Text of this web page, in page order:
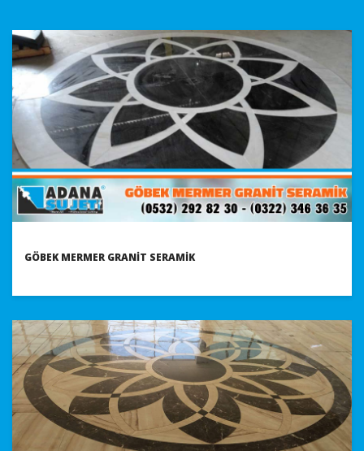
GÖBEK MERMER GRANIT SERAMIK